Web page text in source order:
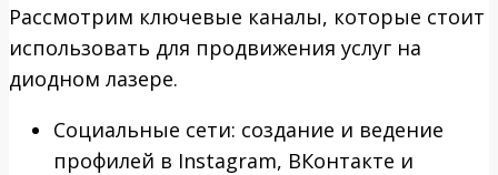
Рассмотрим ключевые каналы, которые стоит
использовать для продвижения услуг на
диодном лазере.
Социальные сети: создание и ведение
профилей в Instagram, ВКонтакте и